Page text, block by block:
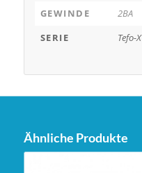
GEWINDE
2BA
SERIE
Tefo-X
Ähnliche Produkte